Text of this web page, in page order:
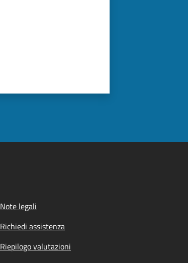
Note legali
Richiedi assistenza
Riepilogo valutazioni